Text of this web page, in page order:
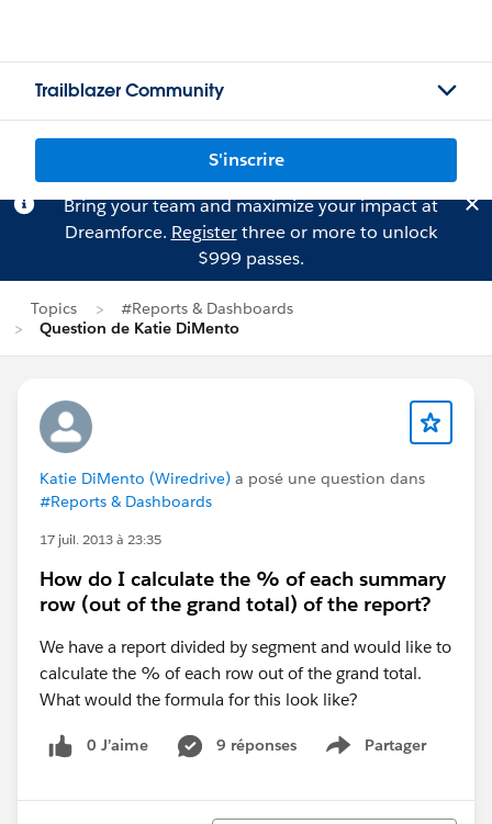
Trailblazer Community
S'inscrire
Bring your team and maximize your impact at
Dreamforce. Registerthree or more to unlock
$999 passes.
Topics
#Reports & Dashboards
Question de Katie DiMento
Katie DiMento (Wiredrive) a posé une question dans
#Reports & Dashboards
17 juil. 2013 à 23:35
How do I calculate the % of each summary
row (out of the grand total) of the report?
We have a report divided by segment and would like to
calculate the % of each row out of the grand total.
What would the formula for this look like?
0 J’aime 9 réponses Partager
Show menu